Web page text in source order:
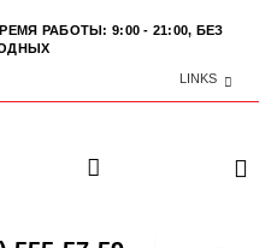
РАБОТЫ: 9:00 - 21:00, БЕЗ
LINKS